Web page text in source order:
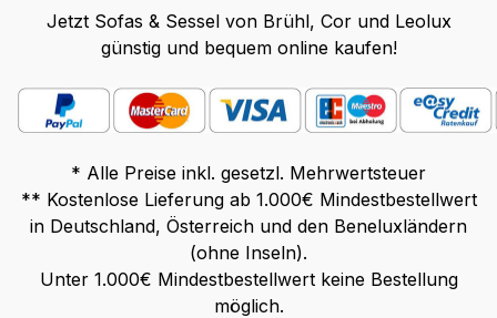
Jetzt Sofas & Sessel von Brühl, Cor und Leolux
günstig und bequem online kaufen!
* Alle Preise inkl. gesetzl. Mehrwertsteuer
** Kostenlose Lieferung ab 1.000€ Mindestbestellwert
in Deutschland, Österreich und den Beneluxländern
(ohne Inseln).
Unter 1.000€ Mindestbestellwert keine Bestellung
möglich.